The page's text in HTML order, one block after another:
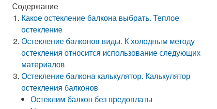
Содержание
Какое остекление балкона выбрать. Теплое
остекление
Остекление балконов виды. К холодным методу
остекления относится использование следующих
материалов
Остекление балкона калькулятор. Калькулятор
остекления балконов
Остеклим балкон без предоплаты